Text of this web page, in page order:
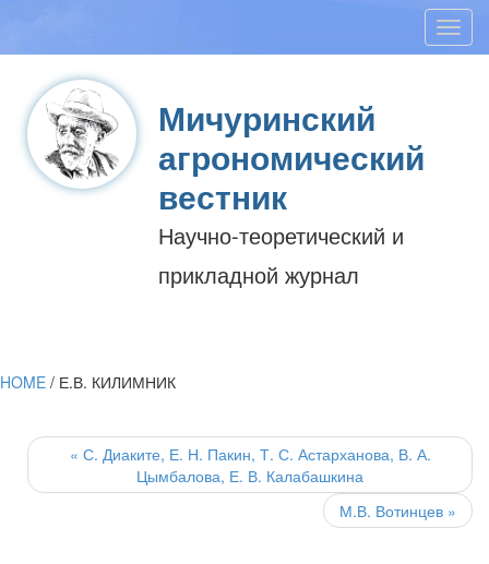
Мичуринский
агрономический
вестник
Научно-теоретический и
прикладной журнал
HOME / Е.В. КИЛИМНИК
Post
navigation
« С. Диаките, Е. Н. Пакин, Т. С. Астарханова, В. А.
Цымбалова, Е. В. Калабашкина
М.В. Вотинцев »